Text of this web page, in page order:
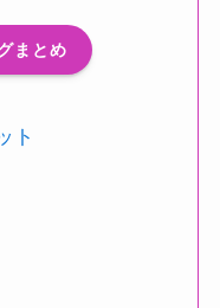
まとめ
ト